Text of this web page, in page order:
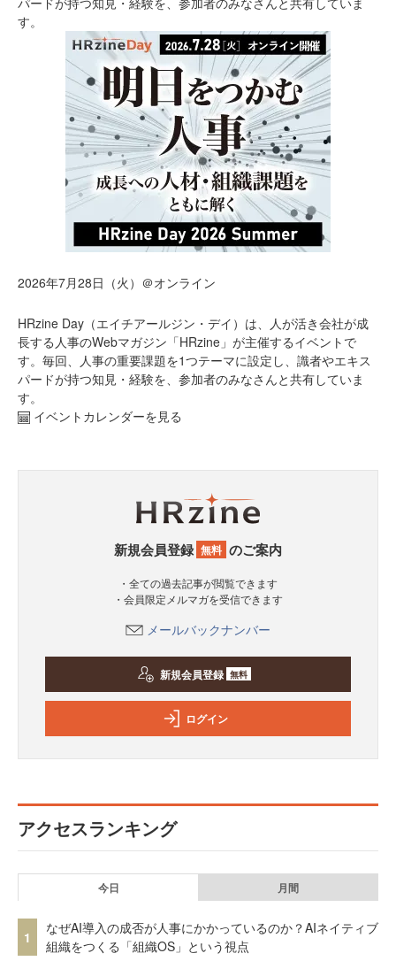
す。
2026年7月28日（火）＠オンライン
HRzine Day（エイチアールジン・デイ）は、人が活き会社が成
長する人事のWebマガジン「HRzine」が主催するイベントで
す。毎回、人事の重要課題を1つテーマに設定し、識者やエキス
パードが持つ知見・経験を、参加者のみなさんと共有していま
す。
イベントカレンダーを見る
新規会員登録 無料 のご案内
・全ての過去記事が閲覧できます
・会員限定メルマガを受信できます
メールバックナンバー
新規会員登録 無料
ログイン
アクセスランキング
今日 月間
1
なぜAI導入の成否が人事にかかっているのか？AIネイティブ
組織をつくる「組織OS」という視点